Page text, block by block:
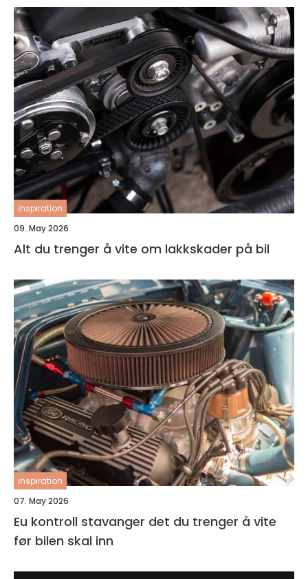
inspiration
09. May 2026
Alt du trenger å vite om lakkskader på bil
inspiration
07. May 2026
Eu kontroll stavanger det du trenger å vite
før bilen skal inn